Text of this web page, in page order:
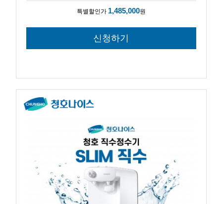
특별할인가 1,485,000원